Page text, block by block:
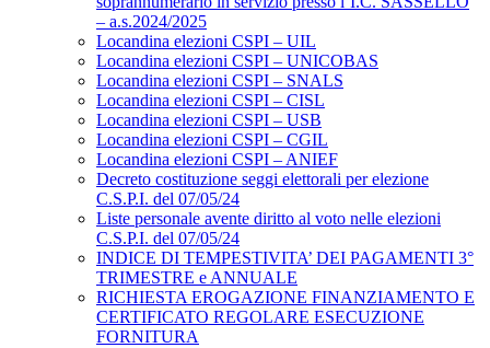
– a.s.2024/2025
Locandina elezioni CSPI – UIL
Locandina elezioni CSPI – UNICOBAS
Locandina elezioni CSPI – SNALS
Locandina elezioni CSPI – CISL
Locandina elezioni CSPI – USB
Locandina elezioni CSPI – CGIL
Locandina elezioni CSPI – ANIEF
Decreto costituzione seggi elettorali per elezione
C.S.P.I. del 07/05/24
Liste personale avente diritto al voto nelle elezioni
C.S.P.I. del 07/05/24
INDICE DI TEMPESTIVITA’ DEI PAGAMENTI 3°
TRIMESTRE e ANNUALE
RICHIESTA EROGAZIONE FINANZIAMENTO E
CERTIFICATO REGOLARE ESECUZIONE
FORNITURA